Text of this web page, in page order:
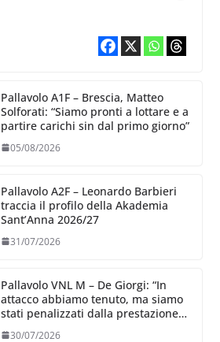
Pallavolo A1F – Brescia, Matteo
Solforati: “Siamo pronti a lottare e a
partire carichi sin dal primo giorno”
05/08/2026
Pallavolo A2F – Leonardo Barbieri
traccia il profilo della Akademia
Sant’Anna 2026/27
31/07/2026
Pallavolo VNL M – De Giorgi: “In
attacco abbiamo tenuto, ma siamo
stati penalizzati dalla prestazione
30/07/2026